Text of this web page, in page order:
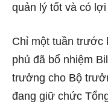
quản lý tốt và có
Chỉ một tuần trước
phủ đã bổ nhiệm
trưởng cho Bộ
đang giữ chức